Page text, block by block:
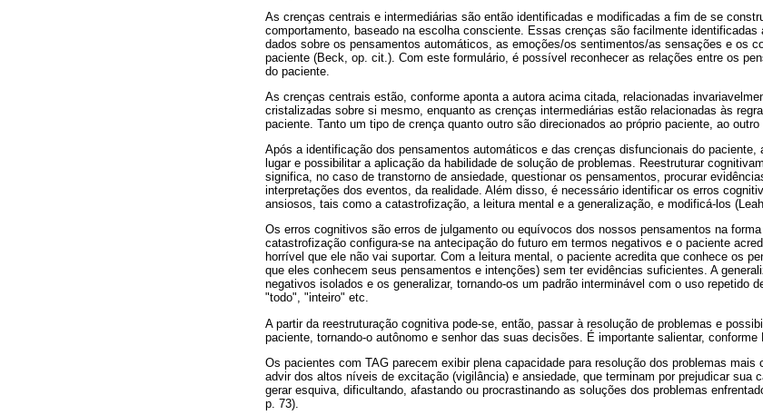
As crenças centrais e intermediárias são então identificadas e modificadas a fim de se
comportamento, baseado na escolha consciente. Essas crenças são facilmente identificadas
dados sobre os pensamentos automáticos, as emoções/os sentimentos/as sensações e os
paciente (Beck, op. cit.). Com este formulário, é possível reconhecer as relações entre os
do paciente.
As crenças centrais estão, conforme aponta a autora acima citada, relacionadas
cristalizadas sobre si mesmo, enquanto as crenças intermediárias estão relacionadas às
paciente. Tanto um tipo de crença quanto outro são direcionados ao próprio paciente, ao outro
Após a identificação dos pensamentos automáticos e das crenças disfuncionais do paciente,
lugar e possibilitar a aplicação da habilidade de solução de problemas. Reestruturar
significa, no caso de transtorno de ansiedade, questionar os pensamentos, procurar
interpretações dos eventos, da realidade. Além disso, é necessário identificar os erros
ansiosos, tais como a catastrofização, a leitura mental e a generalização, e modificá-los
Os erros cognitivos são erros de julgamento ou equívocos dos nossos pensamentos na
catastrofização configura-se na antecipação do futuro em termos negativos e o paciente
horrível que ele não vai suportar. Com a leitura mental, o paciente acredita que conhece os
que eles conhecem seus pensamentos e intenções) sem ter evidências suficientes. A
negativos isolados e os generalizar, tornando-os um padrão interminável com o uso repetido
"todo", "inteiro" etc.
A partir da reestruturação cognitiva pode-se, então, passar à resolução de problemas e
paciente, tornando-o autônomo e senhor das suas decisões. É importante salientar, conforme
Os pacientes com TAG parecem exibir plena capacidade para resolução dos problemas mais
advir dos altos níveis de excitação (vigilância) e ansiedade, que terminam por prejudicar sua
gerar esquiva, dificultando, afastando ou procrastinando as soluções dos problemas
p. 73).